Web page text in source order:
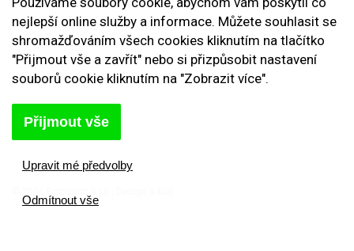
Reklamační řád
Vrácení zboží
Nastavení cookies
Kontakt
Odhlásit se
nejlepší online služby a informace. Můžete souhlasit se
shromažďováním všech cookies kliknutím na tlačítko
"Přijmout vše a zavřít" nebo si přizpůsobit nastavení
souborů cookie kliknutím na "Zobrazit více".
Přijmout vše
Upravit mé předvolby
Odmítnout vše